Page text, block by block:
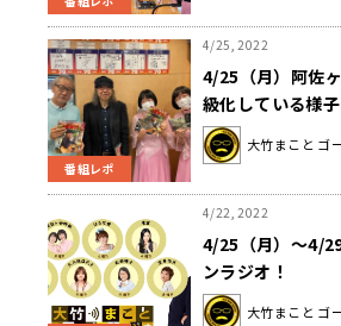
番組レポ
4/25, 2022
4/25（月）阿佐
級化している様
大竹まこと ゴ
4/22, 2022
4/25（月）～4/
ンラジオ！
大竹まこと ゴ